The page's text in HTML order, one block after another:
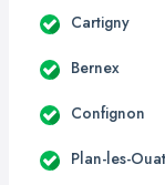
Cartigny
Bernex
Confignon
Plan-les-